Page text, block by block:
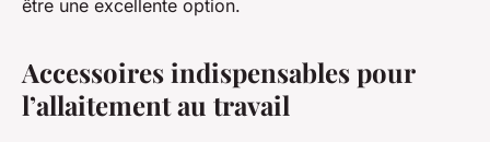
être une excellente option.
Accessoires indispensables pour
l’allaitement au travail